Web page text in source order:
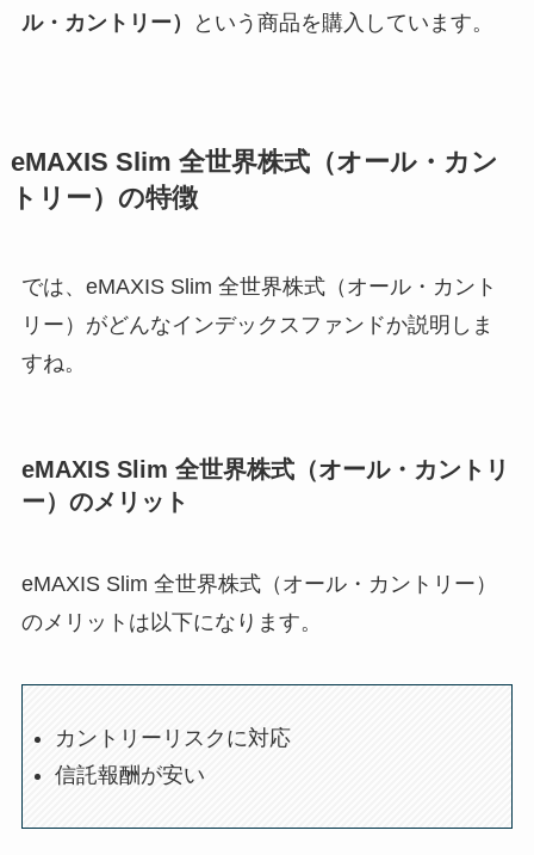
ル・カントリー） という商品を購入しています。
eMAXIS Slim 全世界株式（オール・カン
トリー）の特徴
では、eMAXIS Slim 全世界株式（オール・カント
リー）がどんなインデックスファンドか説明しま
すね。
eMAXIS Slim 全世界株式（オール・カントリ
ー）のメリット
eMAXIS Slim 全世界株式（オール・カントリー）
のメリットは以下になります。
カントリーリスクに対応
信託報酬が安い